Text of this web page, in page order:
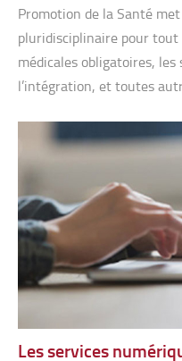
Promotion de la Santé
pluridisciplinaire pour
médicales obligatoires, les
l’intégration, et toutes
Les services